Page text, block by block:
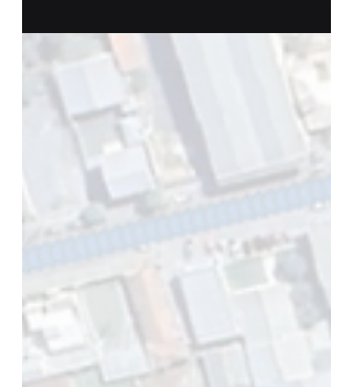
Diferenças, vantagens e
aplicações
Comparação entre Mapeamento
Tradicional com o Mapeamento Móvel É
natural supor que, ao realizar o
mapeamento de sua área urbana, um
município utilize as tecnologias já
disponíveis para essa finalidade, como
sistemas de mapeamento móvel com
câmera 360° para visualizar ruas, casas,
postes e pavimentação, além de LiDAR
para realizar medições de fachadas. No
entanto, a realidade nem sempre
acompanha esse cenário. Muitas cidades
de médio e pequeno porte ainda